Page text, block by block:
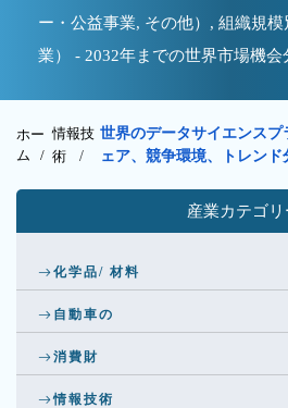
ー・公益事業, その他）, 組織規
業） - 2032年までの世界市場機会
ホー
ム /
情報技
術 /
世界のデータサイエンス
ェア、競争環境、トレンド
産業カテゴリ
化学品/ 材料
自動車の
消費財
情報技術